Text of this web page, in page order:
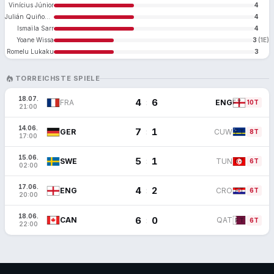
Vinícius Júnior
4
4
Ismaïla Sarr
4
Yoane Wissa
3 (1E)
Romelu Lukaku
3
LOCAL_FIRE_DEPARTMENT TORREICHSTE SPIELE
18.07.
21:00
FRA 4 : 6 ENGFT 10T
14.06.
17:00
GER 7 : 1 CUW FT 8T
15.06.
02:00
SWE 5 : 1 TUN FT 6T
17.06.
20:00
ENG 4 : 2 CRO FT 6T
18.06.
22:00
CAN 6 : 0 QAT FT 6T